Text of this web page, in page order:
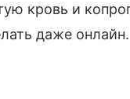
кровь и
даже онлайн.